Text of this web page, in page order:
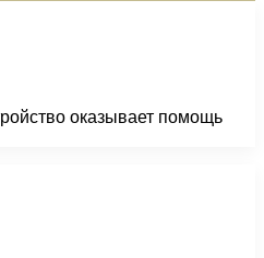
оказывает помощь